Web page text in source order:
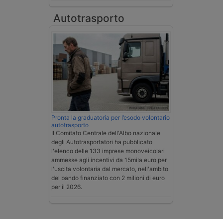
Autotrasporto
Pronta la graduatoria per l’esodo volontario
autotrasporto
Il Comitato Centrale dell'Albo nazionale
degli Autotrasportatori ha pubblicato
l'elenco delle 133 imprese monoveicolari
ammesse agli incentivi da 15mila euro per
l'uscita volontaria dal mercato, nell'ambito
del bando finanziato con 2 milioni di euro
per il 2026.